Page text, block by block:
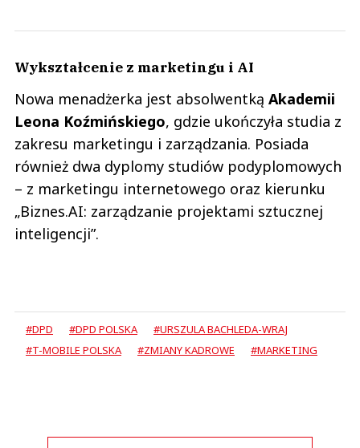
Wykształcenie z marketingu i AI
Nowa menadżerka jest absolwentką Akademii
Leona Koźmińskiego, gdzie ukończyła studia z
zakresu marketingu i zarządzania. Posiada
również dwa dyplomy studiów podyplomowych
– z marketingu internetowego oraz kierunku
„Biznes.AI: zarządzanie projektami sztucznej
inteligencji”.
#DPD #DPD POLSKA
#URSZULA BACHLEDA-WRAJ
#T-MOBILE POLSKA
#ZMIANY KADROWE #MARKETING